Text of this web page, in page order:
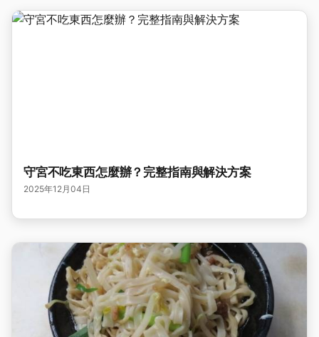
守宮不吃東西怎麼辦？完整指南與解決方案
2025年12月04日